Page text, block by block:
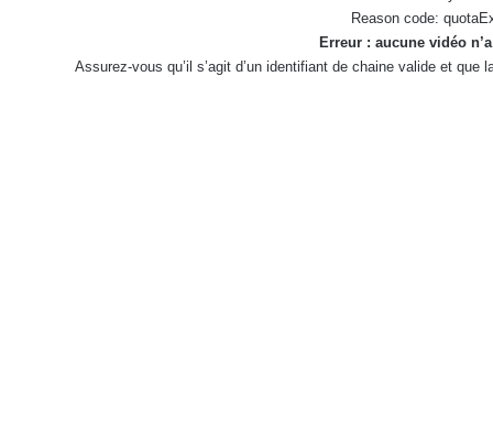
Reason code:
Erreur : aucune vidéo
Assurez-vous qu’il s’agit d’un identifiant de chaine valide et